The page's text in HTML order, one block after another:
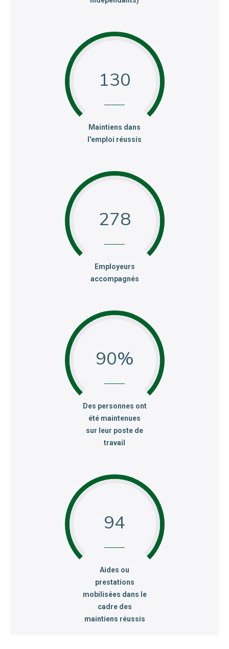
130
:Maintiens dans
l'emploi réussis
278
:Employeurs
accompagnés
90
:Des personnes ont
été maintenues
sur leur poste de
travail
94
:Aides ou
prestations
mobilisées dans le
cadre des
maintiens réussis